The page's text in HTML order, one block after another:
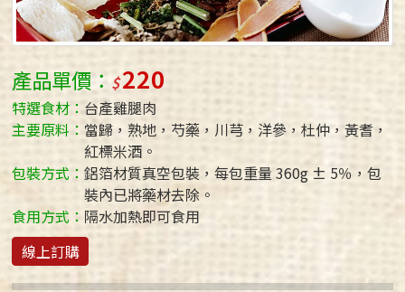
產品單價： 220
特選食材：台產雞腿肉
主要原料： 當歸，熟地，芍藥，川芎，洋參，杜仲，黃耆，
紅標米酒。
包裝方式： 鋁箔材質真空包裝，每包重量 360g ± 5％，包
裝內已將藥材去除。
食用方式： 隔水加熱即可食用
線上訂購